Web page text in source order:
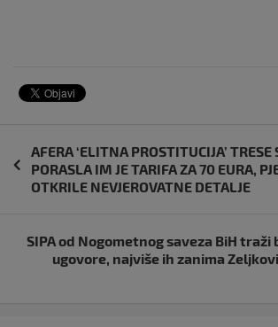
objava
AFERA ‘ELITNA PROSTITUCIJA’ TRESE
PORASLA IM JE TARIFA ZA 70 EURA,
OTKRILE NEVJEROVATNE DETALJE
SIPA od Nogometnog saveza BiH
ugovore, najviše ih zanima